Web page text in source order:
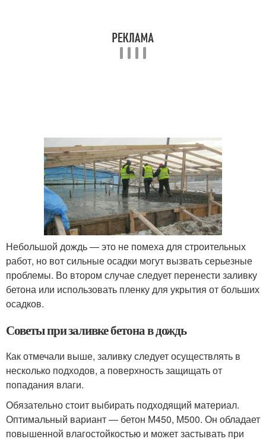
Небольшой дождь — это не помеха для строительных
работ, но вот сильные осадки могут вызвать серьезные
проблемы. Во втором случае следует перенести заливку
бетона или использовать пленку для укрытия от больших
осадков.
Советы при заливке бетона в дождь
Как отмечали выше, заливку следует осуществлять в
несколько подходов, а поверхность защищать от
попадания влаги.
Обязательно стоит выбирать подходящий материал.
Оптимальный вариант — бетон М450, М500. Он обладает
повышенной влагостойкостью и может застывать при